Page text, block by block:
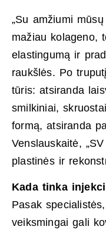
„Su amžiumi
mažiau kolageno,
elastingumą ir
raukšlės. Po
tūris: atsiranda
smilkiniai,
formą, atsiranda
Venslauskaitė,
plastinės ir
Kada tinka
Pasak
veiksmingai gali